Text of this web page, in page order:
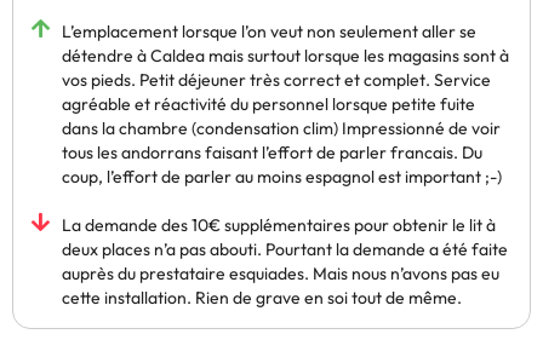
L’emplacement lorsque l’on veut non seulement aller se
détendre à Caldea mais surtout lorsque les magasins sont à
vos pieds. Petit déjeuner très correct et complet. Service
agréable et réactivité du personnel lorsque petite fuite
dans la chambre (condensation clim) Impressionné de voir
tous les andorrans faisant l’effort de parler francais. Du
coup, l’effort de parler au moins espagnol est important ;-)
La demande des 10€ supplémentaires pour obtenir le lit à
deux places n’a pas abouti. Pourtant la demande a été faite
auprès du prestataire esquiades. Mais nous n’avons pas eu
cette installation. Rien de grave en soi tout de même.